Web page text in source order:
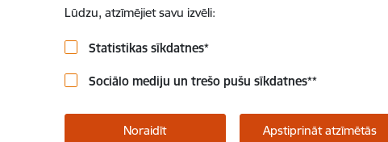
Lūdzu, atzīmējiet savu izvēli:
Statistikas sīkdatnes*
Sociālo mediju un trešo pušu sīkdatnes**
Noraidīt Apstiprināt atzīmētās